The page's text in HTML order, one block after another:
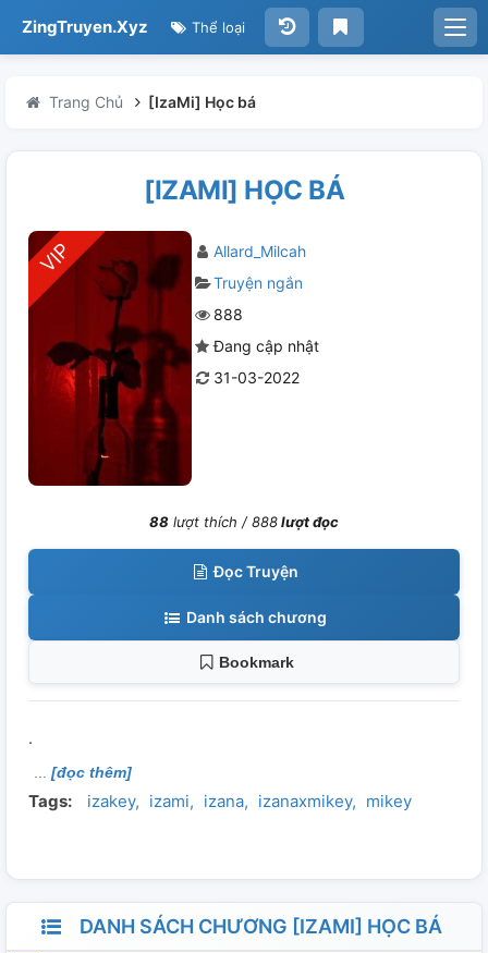
ZingTruyen.Xyz Thể loại
Trang Chủ [IzaMi] Học bá
[IZAMI] HỌC BÁ
Allard_Milcah
Truyện ngắn
888
Đang cập nhật
31-03-2022
88 lượt thích /888lượt đọc
Đọc Truyện
Danh sách chương
Bookmark
.
[đọc thêm]
Tags: izakey izami izana izanaxmikey mikey
DANH SÁCH CHƯƠNG [IZAMI] HỌC BÁ